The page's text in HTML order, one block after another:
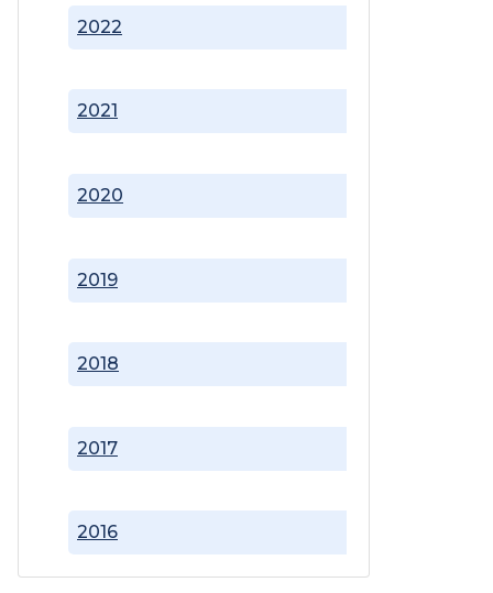
2016
2017
2018
2019
2020
2021
2022